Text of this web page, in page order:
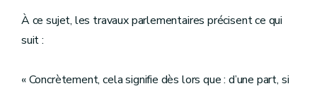
À ce sujet, les travaux parlementaires précisent ce qui
suit :
« Concrètement, cela signifie dès lors que : d’une part, si